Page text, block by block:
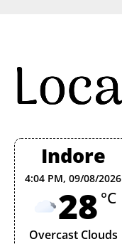
Indore
4:04 PM,09/08/2026
28 °C
Overcast Clouds